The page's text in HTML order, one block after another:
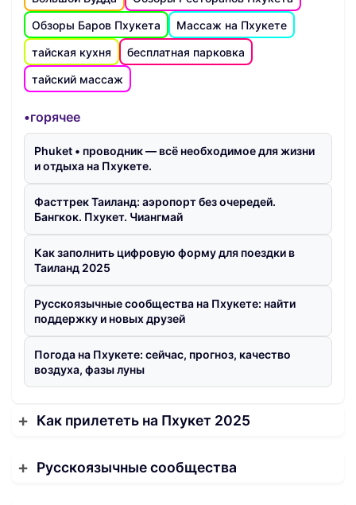
Обзоры Баров Пхукета
Массаж на Пхукете
тайская кухня
бесплатная парковка
тайский массаж
•горячее
Phuket • проводник — всё необходимое для жизни
и отдыха на Пхукете.
Фасттрек Таиланд: аэропорт без очередей.
Бангкок. Пхукет. Чиангмай
Как заполнить цифровую форму для поездки в
Таиланд 2025
Русскоязычные сообщества на Пхукете: найти
поддержку и новых друзей
Погода на Пхукете: сейчас, прогноз, качество
воздуха, фазы луны
Как прилететь на Пхукет 2025
Русскоязычные сообщества